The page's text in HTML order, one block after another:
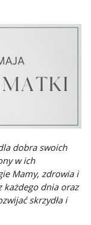
dobra swoich
w ich
Mamy, zdrowia i
każdego dnia oraz
skrzydła i